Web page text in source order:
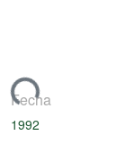
Fecha
1992